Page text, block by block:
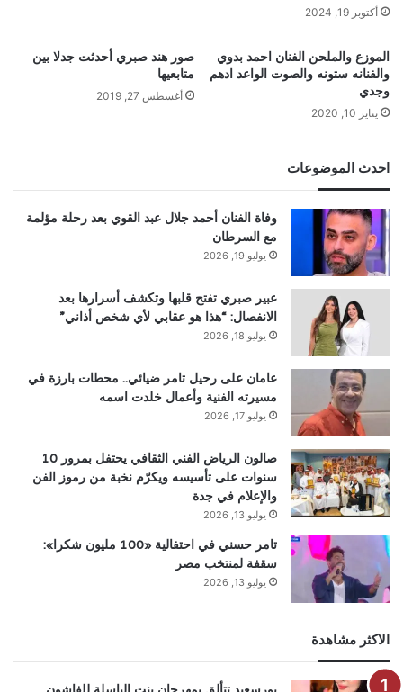
أكتوبر 19, 2024
الموزع والملحن الفنان احمد بدوي
والفنانه ستونه والصوت الواعد ادهم
وجدي
يناير 10, 2020
صور هند صبري أحدثت جدلا بين
متابعيها
أغسطس 27, 2019
احدث الموضوعات
وفاة الفنان أحمد جلال عبد القوي بعد رحلة مؤلمة
مع السرطان
يوليو 19, 2026
عبير صبري تفتح قلبها وتكشف أسرارها بعد
الانفصال: “هذا هو عقابي لأي شخص أذاني”
يوليو 18, 2026
عامان على رحيل تامر ضيائي.. محطات بارزة في
مسيرته الفنية وأعمال خلدت اسمه
يوليو 17, 2026
صالون الرياض الفني الثقافي يحتفل بمرور 10
سنوات على تأسيسه ويكرّم نخبة من رموز الفن
والإعلام في جدة
يوليو 13, 2026
تامر حسني في احتفالية «100 مليون شكرا»:
سقفة لمنتخب مصر
يوليو 13, 2026
الاكثر مشاهدة